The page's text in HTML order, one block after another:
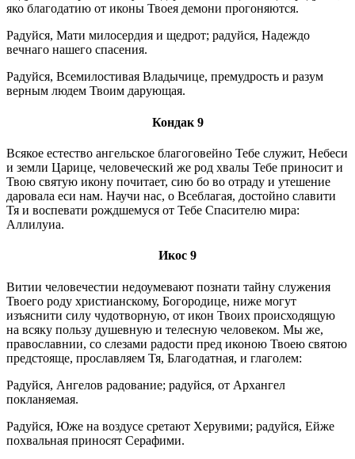
яко благодатию от иконы Твоея демони прогоняются.
Радуйся, Мати милосердия и щедрот; радуйся, Надеждо
вечнаго нашего спасения.
Радуйся, Всемилостивая Владычице, премудрость и разум
верным людем Твоим дарующая.
Кондак 9
Всякое естество ангельское благоговейно Тебе служит, Небеси
и земли Царице, человеческий же род хвалы Тебе приносит и
Твою святую икону почитает, сию бо во отраду и утешение
даровала еси нам. Научи нас, о Всеблагая, достойно славити
Тя и воспевати рождшемуся от Тебе Спасителю мира:
Аллилуиа.
Икос 9
Витии человечестии недоумевают познати тайну служения
Твоего роду христианскому, Богородице, ниже могут
изъяснити силу чудотворную, от икон Твоих происходящую
на всяку пользу душевную и телесную человеком. Мы же,
православнии, со слезами радости пред иконою Твоею святою
предстояще, прославляем Тя, Благодатная, и глаголем:
Радуйся, Ангелов радование; радуйся, от Архангел
покланяемая.
Радуйся, Юже на воздусе сретают Херувими; радуйся, Ейже
похвальная приносят Серафими.